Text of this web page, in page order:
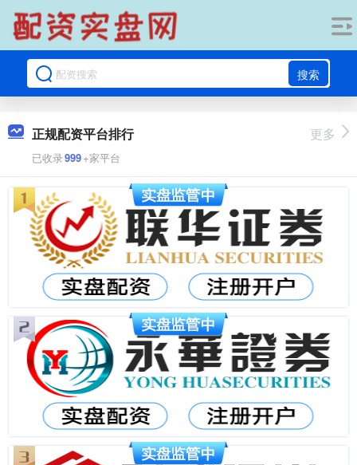
搜索
正规配资平台排行
已收录999+家平台
更多